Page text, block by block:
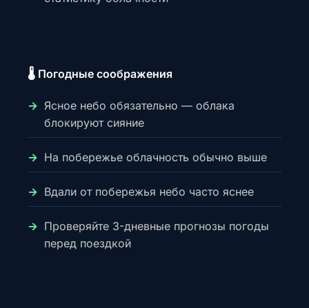
🌡️ Погодные соображения
Ясное небо обязательно — облака
блокируют сияние
На побережье облачность обычно выше
Вдали от побережья небо часто яснее
Проверяйте 3-дневные прогнозы погоды
перед поездкой